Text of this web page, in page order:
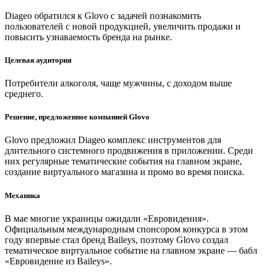
Diageo обратился к Glovo с задачей познакомить
пользователей с новой продукцией, увеличить продажи и
повысить узнаваемость бренда на рынке.
Целевая аудитория
Потребители алкоголя, чаще мужчины, с доходом выше
среднего.
Решение, предложенное компанией Glovo
Glovo предложил Diageo комплекс инструментов для
длительного системного продвижения в приложении. Среди
них регулярные тематические события на главном экране,
создание виртуального магазина и промо во время поиска.
Механика
В мае многие украинцы ожидали «Евровидения».
Официальным международным спонсором конкурса в этом
году впервые стал бренд Baileys, поэтому Glovo создал
тематическое виртуальное событие на главном экране — бабл
«Евровидение из Baileys».